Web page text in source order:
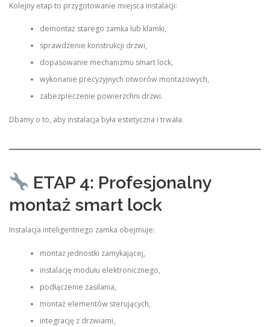
Kolejny etap to przygotowanie miejsca instalacji:
demontaż starego zamka lub klamki,
sprawdzenie konstrukcji drzwi,
dopasowanie mechanizmu smart lock,
wykonanie precyzyjnych otworów montażowych,
zabezpieczenie powierzchni drzwi.
Dbamy o to, aby instalacja była estetyczna i trwała.
ETAP 4: Profesjonalny
montaż smart lock
Instalacja inteligentnego zamka obejmuje:
montaż jednostki zamykającej,
instalację modułu elektronicznego,
podłączenie zasilania,
montaż elementów sterujących,
integrację z drzwiami,